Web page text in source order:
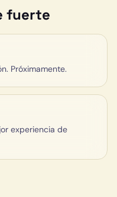
fuerte
Próximamente.
experiencia de